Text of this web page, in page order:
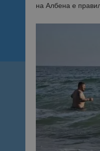
на Албена е